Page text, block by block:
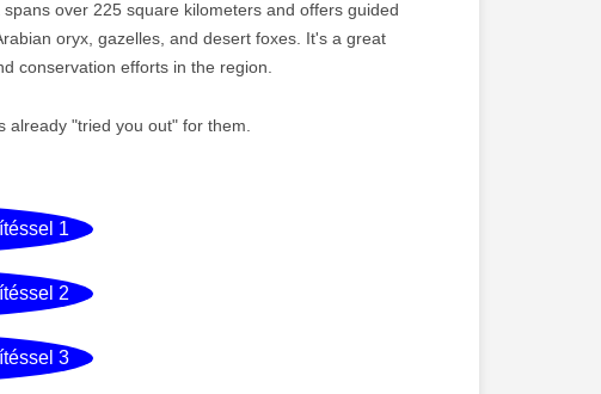
over 225 square kilometers and offers guided
oryx, gazelles, and desert foxes. It's a great
conservation efforts in the region.
"tried you out" for them.
1
2
3